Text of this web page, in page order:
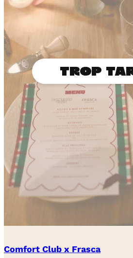
Comfort Club x Frasca